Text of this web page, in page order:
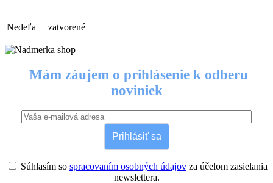
Nedeľa zatvorené
Mám záujem o prihlásenie k odberu
noviniek
Prihlásiť sa
Súhlasím so spracovaním osobných údajovza účelom zasielania
newslettera.